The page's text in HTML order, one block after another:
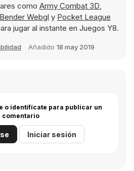
como Army Combat 3D,
Webgl y Pocket League
jugar al instante en Juegos Y8.
Añadido 18 may 2019
o identifícate para publicar un
comentario
Iniciar sesión